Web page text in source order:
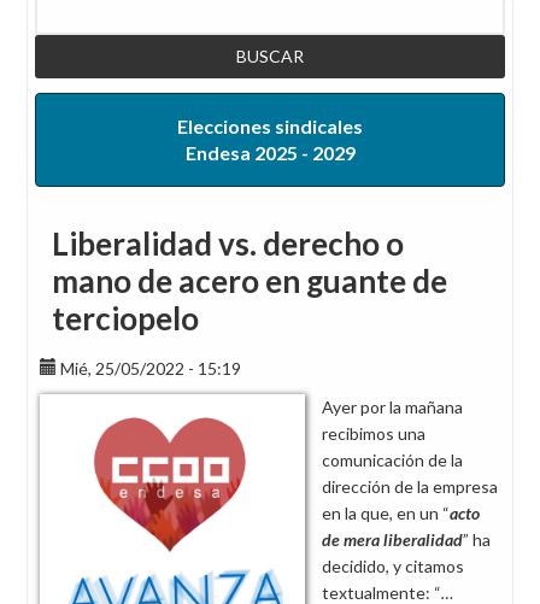
Elecciones sindicales
Endesa 2025 - 2029
Liberalidad vs. derecho o
mano de acero en guante de
terciopelo
Mié, 25/05/2022 - 15:19
Ayer por la mañana
recibimos una
comunicación de la
dirección de la empresa
en la que, en un “acto
de mera liberalidad” ha
decidido, y citamos
textualmente: “…